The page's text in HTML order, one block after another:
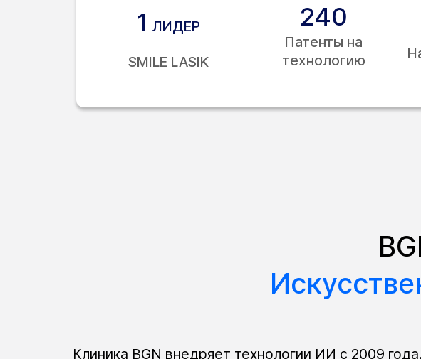
1 ЛИДЕР
SMILE LASIK
240
Патенты на
технологию
Клиника BGN внедряет технологии ИИ с 2009 года.